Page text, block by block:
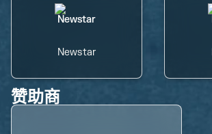
Newstar
赞助商